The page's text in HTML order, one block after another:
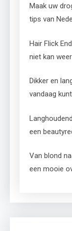
Maak uw
tips van
Hair Flick
niet kan
Dikker en
vandaag
een
Van blond
een mooie